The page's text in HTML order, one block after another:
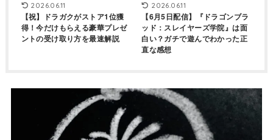
2026.06.11
【祝】ドラガクがストア1位獲
得！今だけもらえる豪華プレゼ
ントの受け取り方を最速解説
2026.06.11
【6月5日配信】『ドラゴンブラ
ッド：スレイヤーズ学院』は面
白い？ガチで遊んでわかった正
直な感想